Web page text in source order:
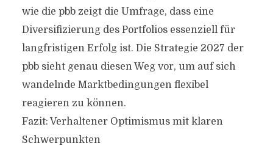
wie die pbb zeigt die Umfrage, dass eine
Diversifizierung des Portfolios essenziell für
langfristigen Erfolg ist. Die Strategie 2027 der
pbb sieht genau diesen Weg vor, um auf sich
wandelnde Marktbedingungen flexibel
reagieren zu können.
Fazit: Verhaltener Optimismus mit klaren
Schwerpunkten